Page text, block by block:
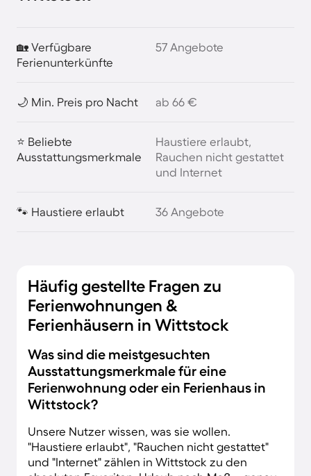
🏡 Verfügbare
Ferienunterkünfte
57 Angebote
🌙 Min. Preis pro Nacht ab 66 €
⭐ Beliebte
Ausstattungsmerkmale
Haustiere erlaubt,
Rauchen nicht gestattet
und Internet
🐾 Haustiere erlaubt 36 Angebote
Häufig gestellte Fragen zu
Ferienwohnungen &
Ferienhäusern in Wittstock
Was sind die meistgesuchten
Ausstattungsmerkmale für eine
Ferienwohnung oder ein Ferienhaus in
Wittstock?
Unsere Nutzer wissen, was sie wollen.
"Haustiere erlaubt", "Rauchen nicht gestattet"
und "Internet" zählen in Wittstock zu den